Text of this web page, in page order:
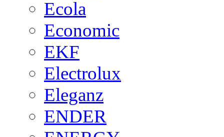
Ecola
Economic
EKF
Electrolux
Eleganz
ENDER